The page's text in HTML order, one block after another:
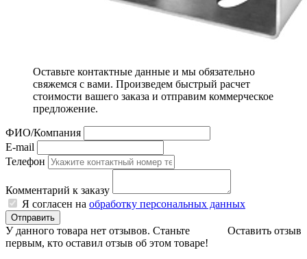
Оставьте контактные данные и мы обязательно
свяжемся с вами. Произведем быстрый расчет
стоимости вашего заказа и отправим коммерческое
предложение.
ФИО/Компания
E-mail
Телефон
Комментарий к заказу
Я согласен на обработку персональных данных
Отправить
Оставить отзыв
У данного товара нет отзывов. Станьте
первым, кто оставил отзыв об этом товаре!